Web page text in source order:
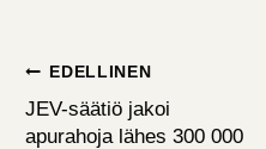
Artikkelien
selaus
EDELLINEN
JEV-säätiö jakoi
apurahoja lähes 300 000